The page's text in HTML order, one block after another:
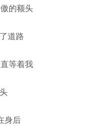
的额头
道路
等着我
身后